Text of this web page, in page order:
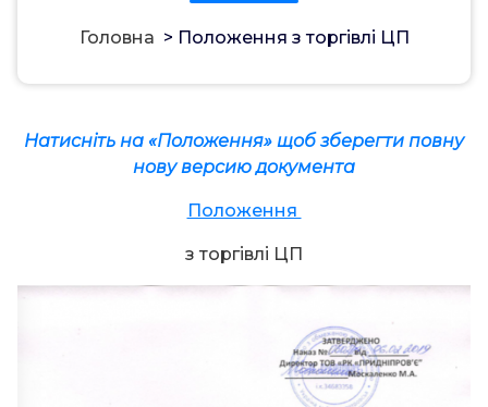
Головна > Положення з торгівлі ЦП
Натисніть на «Положення» щоб зберегти повну
нову версию документа
Положення
з торгівлі ЦП